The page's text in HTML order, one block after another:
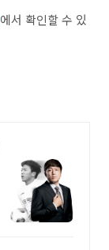
에서 확인할 수 있